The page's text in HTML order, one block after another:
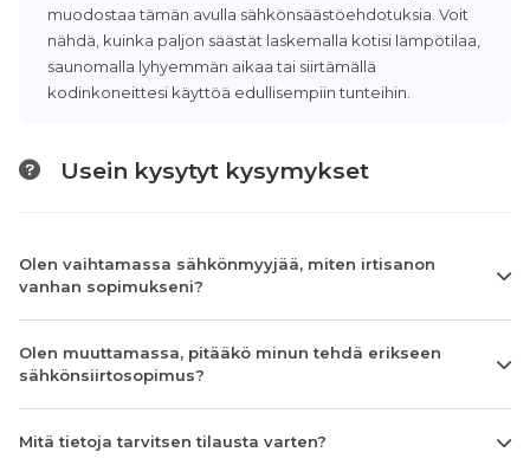
muodostaa tämän avulla sähkönsäästöehdotuksia. Voit
nähdä, kuinka paljon säästät laskemalla kotisi lämpötilaa,
saunomalla lyhyemmän aikaa tai siirtämällä
kodinkoneittesi käyttöä edullisempiin tunteihin.
Usein kysytyt kysymykset
Olen vaihtamassa sähkönmyyjää, miten irtisanon
vanhan sopimukseni?
Olen muuttamassa, pitääkö minun tehdä erikseen
sähkönsiirtosopimus?
Mitä tietoja tarvitsen tilausta varten?